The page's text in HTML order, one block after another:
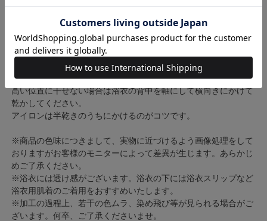
なります。たっぷりの冷たい水でお洗いください。
脱水するときは大きめのバスタオルを敷いた上に浴衣をのせ、さ
らにバスタオルではさみ、くるくると丸めていきます。干す時は
物干し竿などに両袖を通し、ピンと張った状態で乾かすのがベス
トです。
高い位置に干せない場合は浴衣の背中を軸にして横向きにかけて
乾かしてください。
アイロンは半乾きのうちにかけるのがコツです。
※商品の色味につきまして、実物に近づけるよう画像処理をして
おりますがお客様のモニターによって差異が生じます。あらかじ
めご了承ください。
※浴衣には透け感がございます。浴衣の下には浴衣スリップなど
浴衣用肌着のご着用をおすすめいたします。
※加工の過程上、若干の色ムラ、染め飛び等が見られる場合がご
ざいます。何卒、ご了承くださいませ。